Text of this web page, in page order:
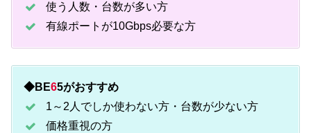
使う人数・台数が多い方
有線ポートが10Gbps必要な方
◆BE65がおすすめ
1～2人でしか使わない方・台数が少ない方
価格重視の方